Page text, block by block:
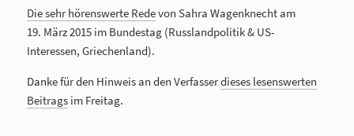
Die sehr hörenswerte Redevon Sahra Wagenknecht am
19. März 2015 im Bundestag (Russlandpolitik & US-
Interessen, Griechenland).
Danke für den Hinweis an den Verfasserdieses lesenswerten
Beitrags im Freitag.